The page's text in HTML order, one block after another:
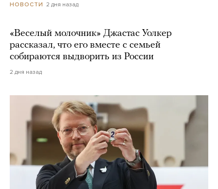
НОВОСТИ 2 дня назад
«Веселый молочник» Джастас Уолкер
рассказал, что его вместе с семьей
собираются выдворить из России
2 дня назад